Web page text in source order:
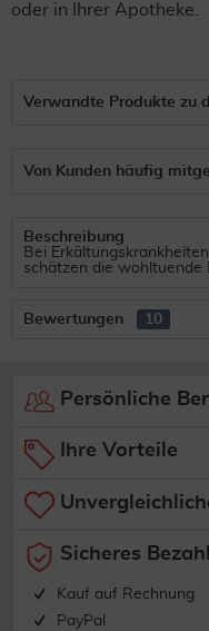
oder in Ihrer Apotheke.
Verwandte Produkte zu
Von Kunden häufig
Beschreibung
Bei
schätzen die wohltuende
Bewertungen 10
Persönliche
Ihre Vorteile
Sicheres
Kauf auf Rechnung
PayPal